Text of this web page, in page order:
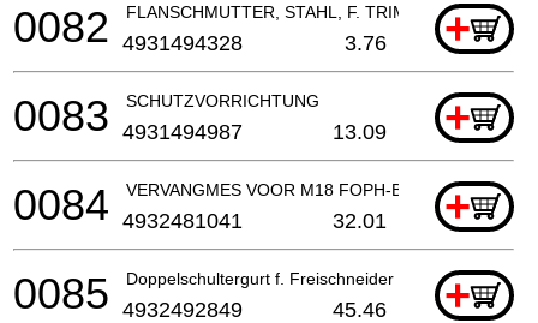
FLANSCHMUTTER, STAHL, F. TRIMMER-AUFSATZ
+
0082 4931494328 3.76
SCHUTZVORRICHTUNG +
0083 4931494987 13.09
VERVANGMES VOOR M18 FOPH-BCA +
0084 4932481041 32.01
Doppelschultergurt f. Freischneider +
0085 4932492849 45.46